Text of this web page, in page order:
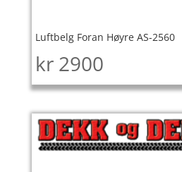
Luftbelg Foran Høyre AS-2560
kr 2900